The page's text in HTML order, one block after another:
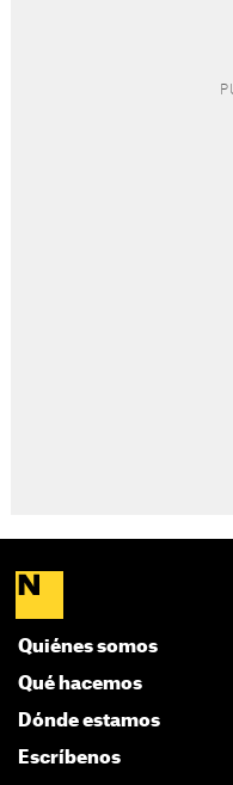
Quiénes somos
Qué hacemos
Dónde estamos
Escríbenos